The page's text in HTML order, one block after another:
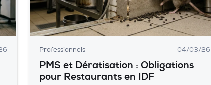
Professionnels 04/03/26
PMS et Dératisation : Obligations
pour Restaurants en IDF